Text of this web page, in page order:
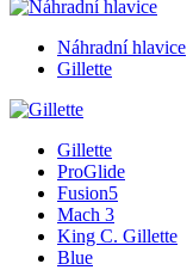
Náhradní hlavice
Gillette
Gillette
ProGlide
Fusion5
Mach 3
King C. Gillette
Blue